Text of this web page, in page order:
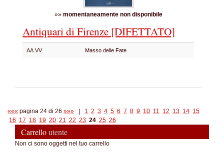
»» momentaneamente non disponibile
Antiquari di Firenze [DIFETTATO]
AA.VV. Masso delle Fate
««« pagina 24 di 26 »»» 1 2 3 4 5 6 7 8 9 10 11 12 13 14 15
16 17 18 19 20 21 22 23 24 25 26
Carrelloutente
Non ci sono oggetti nel tuo carrello